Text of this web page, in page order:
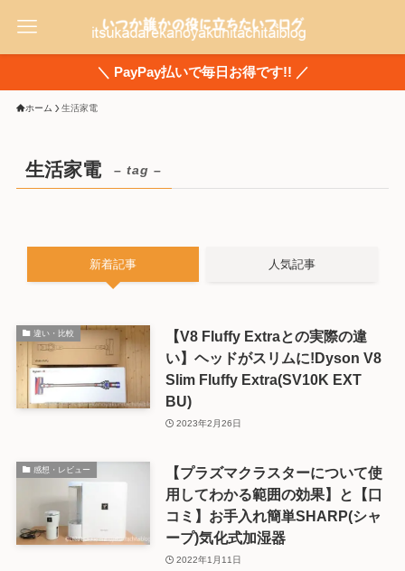
＼ PayPay払いで毎日お得です!! ／
ホーム 生活家電
生活家電 – tag –
新着記事 人気記事
違い・比較
【V8 Fluffy Extraとの実際の違
い】ヘッドがスリムに!Dyson V8
Slim Fluffy Extra(SV10K EXT
BU)
2023年2月26日
感想・レビュー
【プラズマクラスターについて使
用してわかる範囲の効果】と【口
コミ】お手入れ簡単SHARP(シャ
ープ)気化式加湿器
2022年1月11日